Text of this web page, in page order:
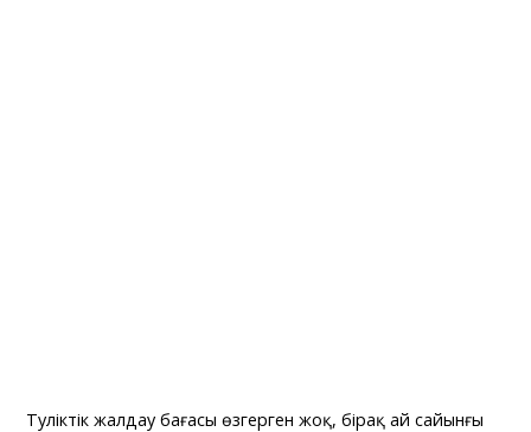
Тәуліктік жалдау бағасы өзгерген жоқ, бірақ ай сайынғы